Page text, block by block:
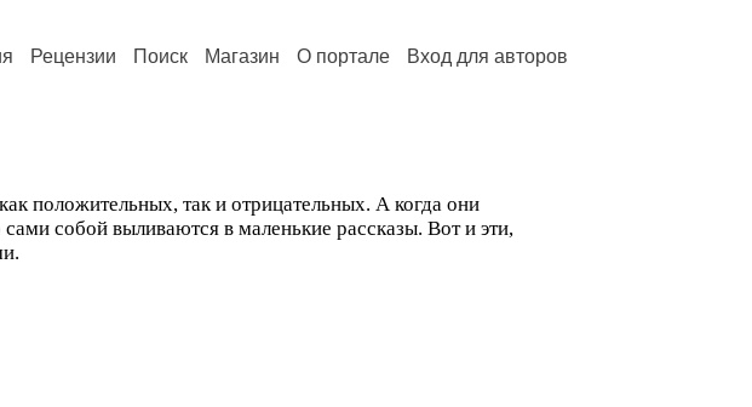
Рецензии Поиск Магазин О портале Вход для авторов
положительных, так и отрицательных. А когда они
собой выливаются в маленькие рассказы. Вот и эти,